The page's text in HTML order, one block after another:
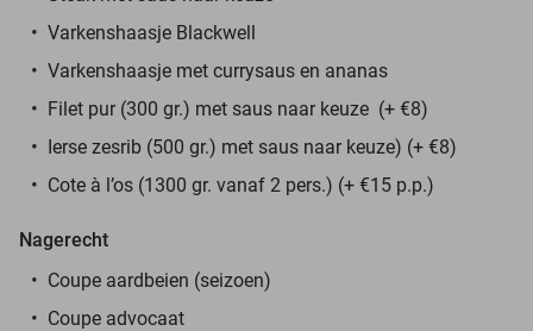
Varkenshaasje Blackwell
Varkenshaasje met currysaus en ananas
Filet pur (300 gr.) met saus naar keuze (+ €8)
Ierse zesrib (500 gr.) met saus naar keuze) (+ €8)
Cote à l’os (1300 gr. vanaf 2 pers.) (+ €15 p.p.)
Nagerecht
Coupe aardbeien (seizoen)
Coupe advocaat